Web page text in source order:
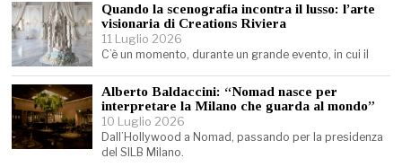
Quando la scenografia incontra il lusso: l’arte
visionaria di Creations Riviera
11 Luglio 2026
C’è un momento, durante un grande evento, in cui il
Alberto Baldaccini: “Nomad nasce per
interpretare la Milano che guarda al mondo”
10 Luglio 2026
Dall’Hollywood a Nomad, passando per la presidenza
del SILB Milano.